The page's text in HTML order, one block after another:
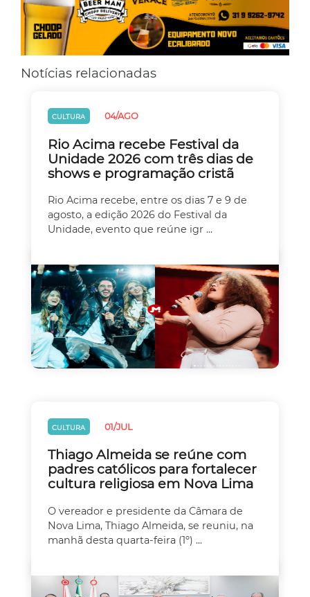
Notícias relacionadas
CULTURA 04/AGO
Rio Acima recebe Festival da
Unidade 2026 com três dias de
shows e programação cristã
Rio Acima recebe, entre os dias 7 e 9 de
agosto, a edição 2026 do Festival da
Unidade, evento que reúne igr ...
CULTURA 01/JUL
Thiago Almeida se reúne com
padres católicos para fortalecer
cultura religiosa em Nova Lima
O vereador e presidente da Câmara de
Nova Lima, Thiago Almeida, se reuniu, na
manhã desta quarta-feira (1º) ...